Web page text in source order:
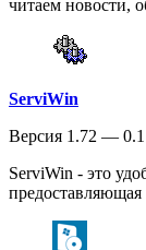
читаем новости,
ServiWin
Версия 1.72 —
ServiWin - это